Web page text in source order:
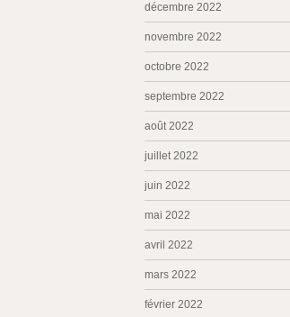
décembre 2022
novembre 2022
octobre 2022
septembre 2022
août 2022
juillet 2022
juin 2022
mai 2022
avril 2022
mars 2022
février 2022